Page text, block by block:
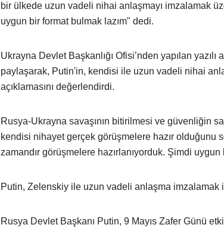
bir ülkede uzun vadeli nihai anlaşmayı imzalamak
uygun bir format bulmak lazım" dedi.
Ukrayna Devlet Başkanlığı Ofisi’nden yapılan
paylaşarak, Putin'in, kendisi ile uzun vadeli nihai
açıklamasını değerlendirdi.
Rusya-Ukrayna savaşının bitirilmesi ve güvenliğin
kendisi nihayet gerçek görüşmelere hazır olduğunu
zamandır görüşmelere hazırlanıyorduk. Şimdi
Putin, Zelenskiy ile uzun vadeli anlaşma
Rusya Devlet Başkanı Putin, 9 Mayıs Zafer Günü